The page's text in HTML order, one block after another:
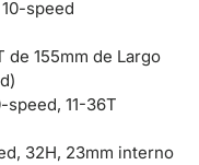
speed
de 155mm de Largo
speed, 11-36T
32H, 23mm interno